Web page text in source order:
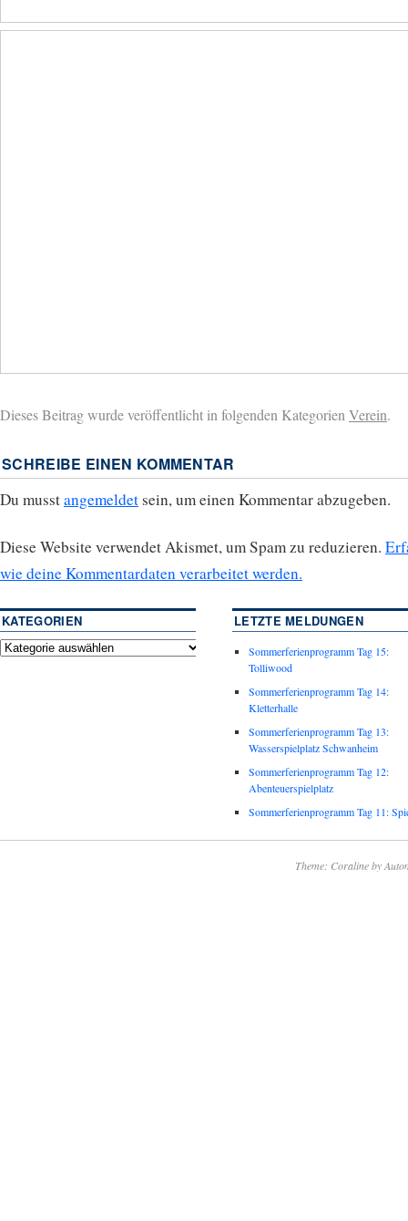
Dieses Beitrag wurde veröffentlicht in folgenden KategorienVerein.
SCHREIBE EINEN KOMMENTAR
Du musstangemeldet sein, um einen Kommentar abzugeben.
Diese Website verwendet Akismet, um Spam zu reduzieren.
wie deine Kommentardaten verarbeitet werden.
KATEGORIEN LETZTE MELDUNGEN
Sommerferienprogramm Tag 15:
Tolliwood
Sommerferienprogramm Tag 14:
Kletterhalle
Sommerferienprogramm Tag 13:
Wasserspielplatz Schwanheim
Sommerferienprogramm Tag 12:
Abenteuerspielplatz
Sommerferienprogramm Tag 11:
Theme: Coraline by